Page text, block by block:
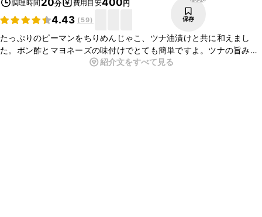
調理時間 分 費用目安 円
4.43 ( 59) 保存
たっぷりのピーマンをちりめんじゃこ、ツナ油漬けと共に和えまし
た。ポン酢とマヨネーズの味付けでとても簡単ですよ。ツナの旨みも
加わって、どんどん箸がすすみます。お酒のおつまみにもぴったりで
紹介文をすべて見る